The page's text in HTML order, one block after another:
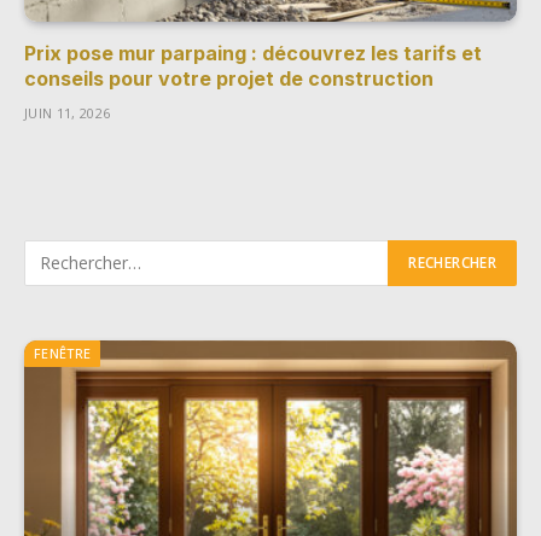
Prix pose mur parpaing : découvrez les tarifs et
conseils pour votre projet de construction
JUIN 11, 2026
FENÊTRE